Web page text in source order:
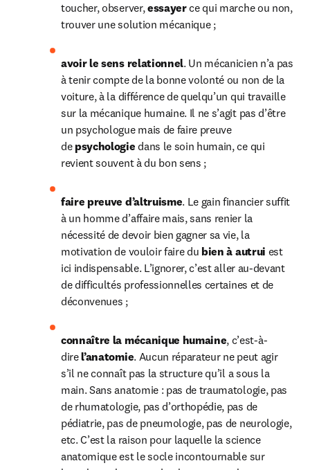
toucher, observer, essayer ce qui marche ou non,
trouver une solution mécanique ;
avoir le sens relationnel. Un mécanicien n’a pas
à tenir compte de la bonne volonté ou non de la
voiture, à la différence de quelqu’un qui travaille
sur la mécanique humaine. Il ne s’agit pas d’être
un psychologue mais de faire preuve
de psychologie dans le soin humain, ce qui
revient souvent à du bon sens ;
faire preuve d’altruisme. Le gain financier suffit
à un homme d’affaire mais, sans renier la
nécessité de devoir bien gagner sa vie, la
motivation de vouloir faire du bien à autrui est
ici indispensable. L’ignorer, c’est aller au-devant
de difficultés professionnelles certaines et de
déconvenues ;
connaître la mécanique humaine, c’est-à-
dire l’anatomie. Aucun réparateur ne peut agir
s’il ne connaît pas la structure qu’il a sous la
main. Sans anatomie : pas de traumatologie, pas
de rhumatologie, pas d’orthopédie, pas de
pédiatrie, pas de pneumologie, pas de neurologie,
etc. C’est la raison pour laquelle la science
anatomique est le socle incontournable sur